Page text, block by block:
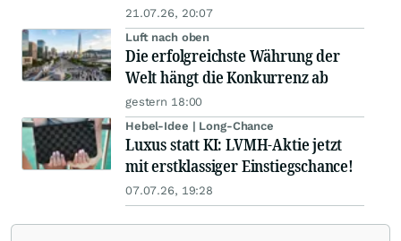
21.07.26, 20:07
Luft nach oben
Die erfolgreichste Währung der
Welt hängt die Konkurrenz ab
gestern 18:00
Hebel-Idee | Long-Chance
Luxus statt KI: LVMH-Aktie jetzt
mit erstklassiger Einstiegschance!
07.07.26, 19:28